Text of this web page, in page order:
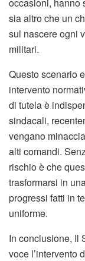
sia altro che un
sul nascere ogni
militari.
Questo scenario
intervento
di tutela è
sindacali,
vengano
alti comandi.
rischio è che
trasformarsi in
progressi fatti in
uniforme.
In conclusione, Il
voce l’intervento